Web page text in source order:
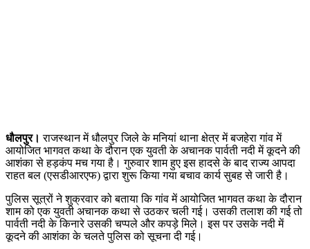
धौलपुर। राजस्थान में धौलपुर जिले के मनियां थाना क्षेत्र में बजहेरा गांव में
आयोजित भागवत कथा के दौरान एक युवती के अचानक पार्वती नदी में कूदने की
आशंका से हड़कंप मच गया है। गुरुवार शाम हुए इस हादसे के बाद राज्य आपदा
राहत बल (एसडीआरएफ) द्वारा शुरू किया गया बचाव कार्य सुबह से जारी है।
पुलिस सूत्रों ने शुक्रवार को बताया कि गांव में आयोजित भागवत कथा के दौरान
शाम को एक युवती अचानक कथा से उठकर चली गई। उसकी तलाश की गई तो
पार्वती नदी के किनारे उसकी चप्पले और कपड़े मिले। इस पर उसके नदी में
कूदने की आशंका के चलते पुलिस को सूचना दी गई।